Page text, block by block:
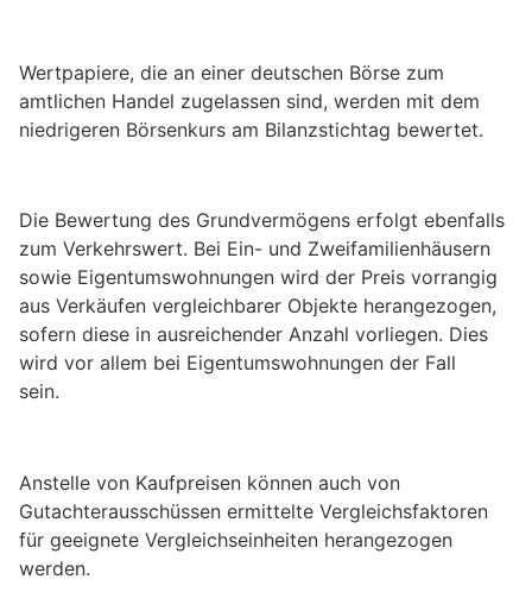
Wertpapiere, die an einer deutschen Börse zum
amtlichen Handel zugelassen sind, werden mit dem
niedrigeren Börsenkurs am Bilanzstichtag bewertet.
Die Bewertung des Grundvermögens erfolgt ebenfalls
zum Verkehrswert. Bei Ein- und Zweifamilienhäusern
sowie Eigentumswohnungen wird der Preis vorrangig
aus Verkäufen vergleichbarer Objekte herangezogen,
sofern diese in ausreichender Anzahl vorliegen. Dies
wird vor allem bei Eigentumswohnungen der Fall
sein.
Anstelle von Kaufpreisen können auch von
Gutachterausschüssen ermittelte Vergleichsfaktoren
für geeignete Vergleichseinheiten herangezogen
werden.